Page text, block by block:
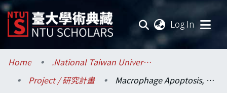
Log In
Communities & Collections
Research Outputs
Home
.National Taiwan University / 國立臺灣大學
Project / 研究計畫
Macrophage Apoptosis, Cress-Presentation and CD8 T Cell Persistence in Infection by Intracellular Pathogen of the Macrophage (I)